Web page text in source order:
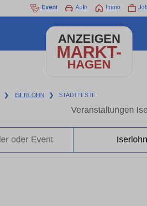
Event Auto Immo Job
ANZEIGEN
MARKT-
HAGEN
❯ ISERLOHN ❯ STADTFESTE
Veranstaltungen